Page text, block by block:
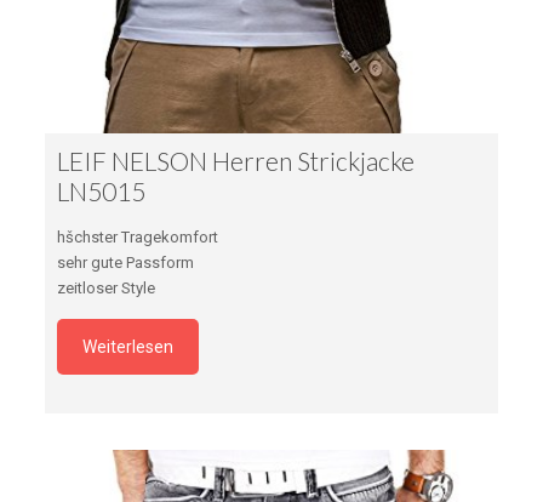
LEIF NELSON Herren Strickjacke
LN5015
hšchster Tragekomfort
sehr gute Passform
zeitloser Style
Weiterlesen